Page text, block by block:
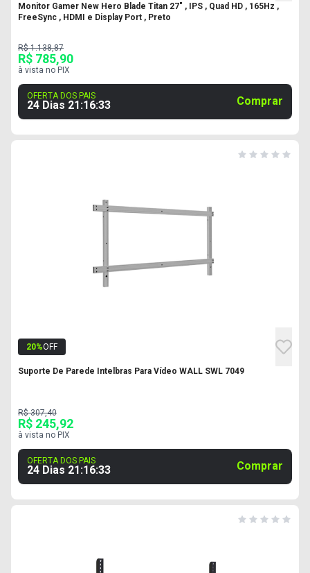
Monitor Gamer New Hero Blade Titan 27" , IPS , Quad HD , 165Hz ,
FreeSync , HDMI e Display Port , Preto
R$ 1.138,87
R$ 785,90
à vista no PIX
OFERTA DOS PAIS
24 Dias 21:16:32 Comprar
20%OFF
Suporte De Parede Intelbras Para Vídeo WALL SWL 7049
R$ 307,40
R$ 245,92
à vista no PIX
OFERTA DOS PAIS
24 Dias 21:16:32 Comprar